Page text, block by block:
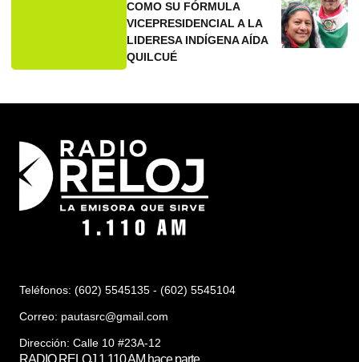
COMO SU FÓRMULA
VICEPRESIDENCIAL A LA
LIDERESA INDÍGENA AÍDA
QUILCUÉ
Teléfonos: (602) 5545135 - (602) 5545104
Correo: pautasrc@gmail.com
Dirección: Calle 10 #23A-12
RADIO RELOJ 1.110 AM hace parte